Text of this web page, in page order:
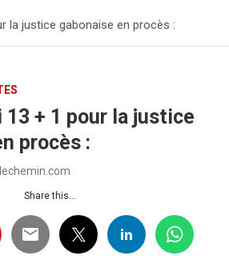
la justice gabonaise en procès :
13 + 1 pour la justice
procès :
Share this...